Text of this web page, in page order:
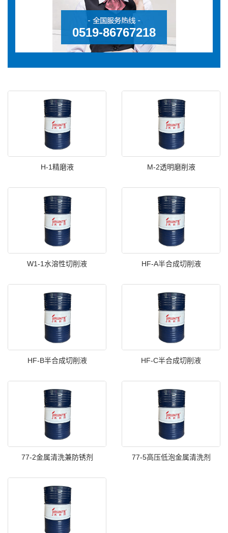
0519-86767218
H-1精磨液 M-2透明磨削液
W1-1水溶性切削液 HF-A半合成切削液
HF-B半合成切削液 HF-C半合成切削液
77-2金属清洗兼防锈剂 77-5高压低泡金属清洗剂